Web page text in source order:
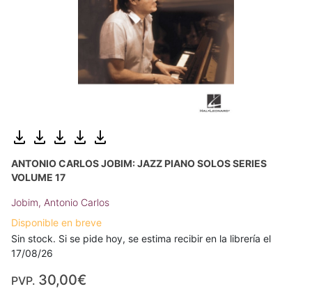
ANTONIO CARLOS JOBIM: JAZZ PIANO SOLOS SERIES
VOLUME 17
Jobim, Antonio Carlos
Disponible en breve
Sin stock. Si se pide hoy, se estima recibir en la librería el
17/08/26
PVP. 30,00€